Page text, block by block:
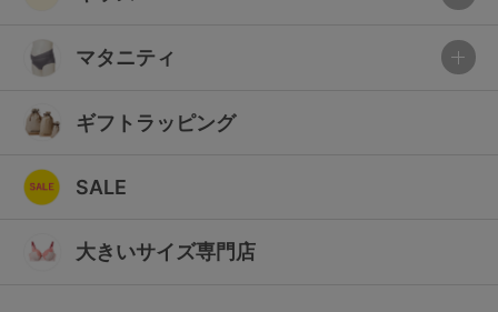
マタニティ
ギフトラッピング
SALE
大きいサイズ専門店